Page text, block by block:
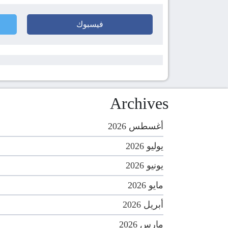
فيسبوك
Archives
أغسطس 2026
يوليو 2026
يونيو 2026
مايو 2026
أبريل 2026
مارس 2026